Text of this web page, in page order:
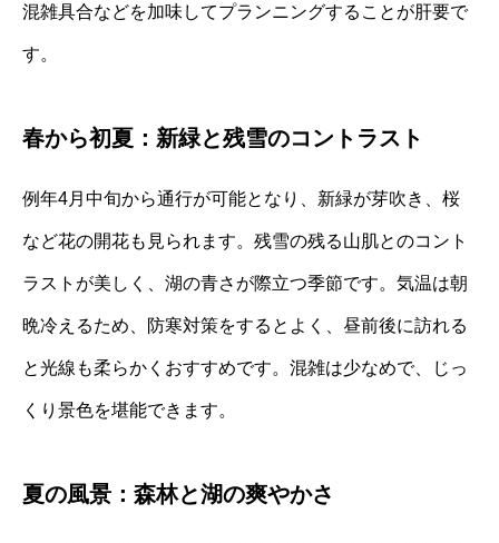
混雑具合などを加味してプランニングすることが肝要で
す。
春から初夏：新緑と残雪のコントラスト
例年4月中旬から通行が可能となり、新緑が芽吹き、桜
など花の開花も見られます。残雪の残る山肌とのコント
ラストが美しく、湖の青さが際立つ季節です。気温は朝
晩冷えるため、防寒対策をするとよく、昼前後に訪れる
と光線も柔らかくおすすめです。混雑は少なめで、じっ
くり景色を堪能できます。
夏の風景：森林と湖の爽やかさ